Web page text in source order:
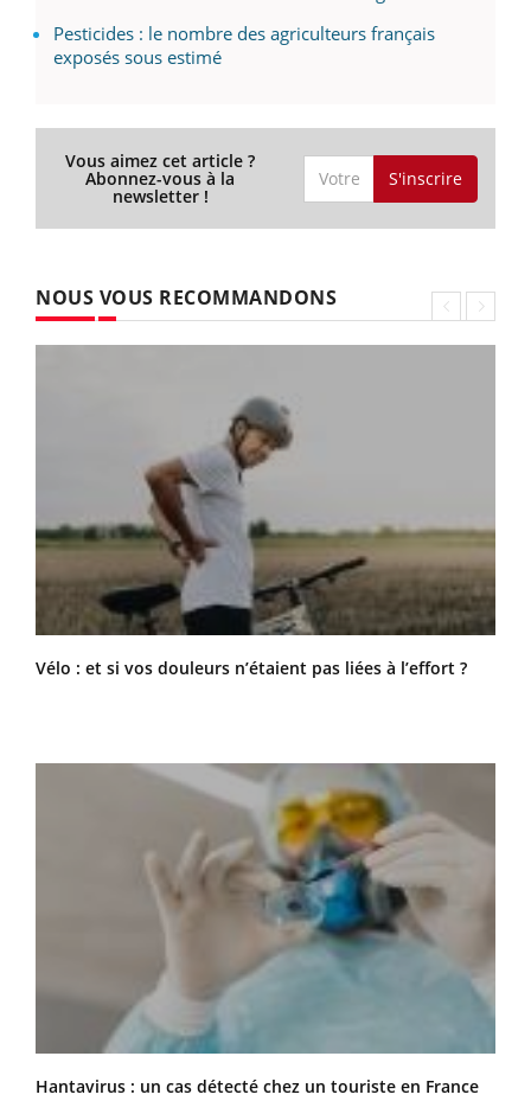
Pesticides : le nombre des agriculteurs français
exposés sous estimé
Vous aimez cet article ?
Abonnez-vous à la
newsletter !
S'inscrire
NOUS VOUS RECOMMANDONS
Vélo : et si vos douleurs n’étaient pas liées à l’effort ?
Hantavirus : un cas détecté chez un touriste en France